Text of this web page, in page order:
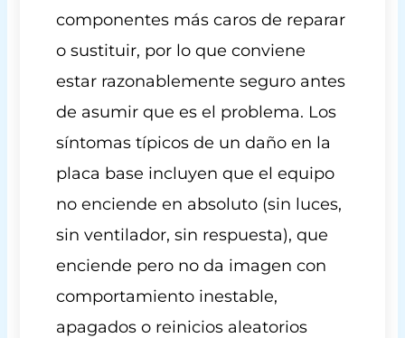
componentes más caros de reparar
o sustituir, por lo que conviene
estar razonablemente seguro antes
de asumir que es el problema. Los
síntomas típicos de un daño en la
placa base incluyen que el equipo
no enciende en absoluto (sin luces,
sin ventilador, sin respuesta), que
enciende pero no da imagen con
comportamiento inestable,
apagados o reinicios aleatorios